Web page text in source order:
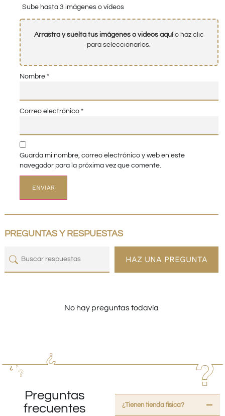
Sube hasta 3 imágenes o vídeos
Arrastra y suelta tus imágenes o videos aquío haz clic
para seleccionarlos.
Nombre *
Correo electrónico *
Guarda mi nombre, correo electrónico y web en este
navegador para la próxima vez que comente.
PREGUNTAS Y RESPUESTAS
HAZ UNA PREGUNTA
No hay preguntas todavía
Preguntas
frecuentes
¿Tienen tienda fisica?